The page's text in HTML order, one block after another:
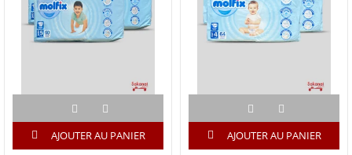
AJOUTER AU PANIER AJOUTER AU PANIER